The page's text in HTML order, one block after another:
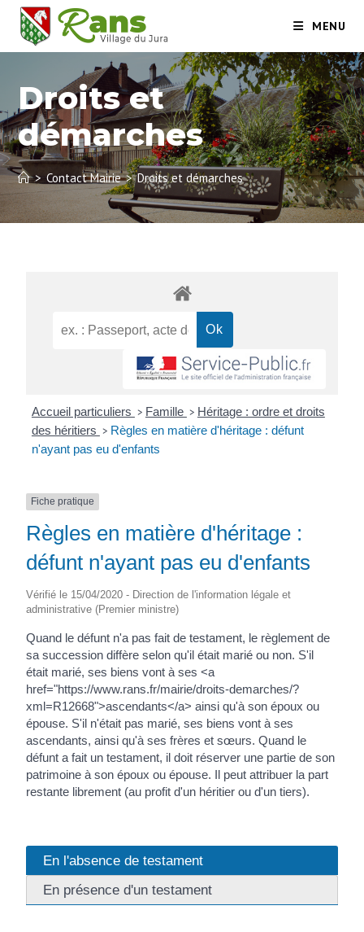
MENU
Droits et
démarches
> Contact Mairie > Droits et démarches
Accueil particuliers > Famille > Héritage : ordre et droits
des héritiers > Règles en matière d'héritage : défunt
n'ayant pas eu d'enfants
Fiche pratique
Règles en matière d'héritage :
défunt n'ayant pas eu d'enfants
Vérifié le 15/04/2020 - Direction de l'information légale et
administrative (Premier ministre)
Quand le défunt n'a pas fait de testament, le règlement de
sa succession diffère selon qu'il était marié ou non. S'il
était marié, ses biens vont à ses <a
href="https://www.rans.fr/mairie/droits-demarches/?
xml=R12668">ascendants</a> ainsi qu'à son époux ou
épouse. S'il n'était pas marié, ses biens vont à ses
ascendants, ainsi qu'à ses frères et sœurs. Quand le
défunt a fait un testament, il doit réserver une partie de son
patrimoine à son époux ou épouse. Il peut attribuer la part
restante librement (au profit d'un héritier ou d'un tiers).
En l'absence de testament
En présence d'un testament